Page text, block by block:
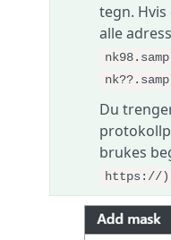
tegn.
alle
Du
brukes
https://)